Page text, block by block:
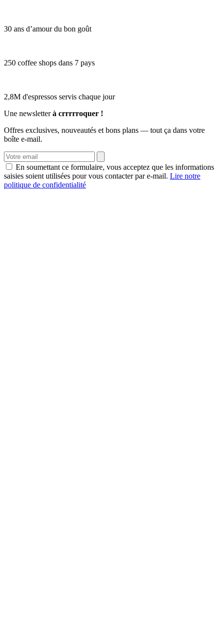
30 ans d’amour du bon goût
250 coffee shops dans 7 pays
2,8M d'espressos servis chaque jour
Une newsletterà crrrrroquer !
Offres exclusives, nouveautés et bons plans — tout ça dans votre
boîte e-mail.
En soumettant ce formulaire, vous acceptez que les informations
saisies soient utilisées pour vous contacter par e-mail. Lire notre
politique de confidentialité